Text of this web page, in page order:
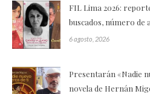
FIL Lima 2026:
buscados, número de
6 agosto, 2026
Presentarán «Nadie
novela de Hernán